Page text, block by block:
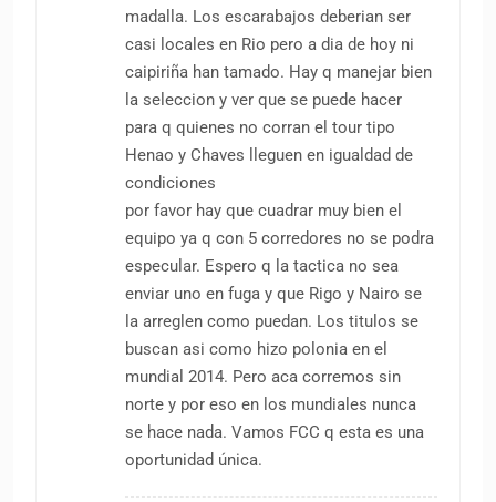
madalla. Los escarabajos deberian ser
casi locales en Rio pero a dia de hoy ni
caipiriña han tamado. Hay q manejar bien
la seleccion y ver que se puede hacer
para q quienes no corran el tour tipo
Henao y Chaves lleguen en igualdad de
condiciones
por favor hay que cuadrar muy bien el
equipo ya q con 5 corredores no se podra
especular. Espero q la tactica no sea
enviar uno en fuga y que Rigo y Nairo se
la arreglen como puedan. Los titulos se
buscan asi como hizo polonia en el
mundial 2014. Pero aca corremos sin
norte y por eso en los mundiales nunca
se hace nada. Vamos FCC q esta es una
oportunidad única.